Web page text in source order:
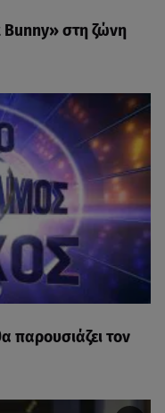
Bunny» στη ζώνη
παρουσιάζει τον